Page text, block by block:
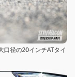
口径の20インチATタイ